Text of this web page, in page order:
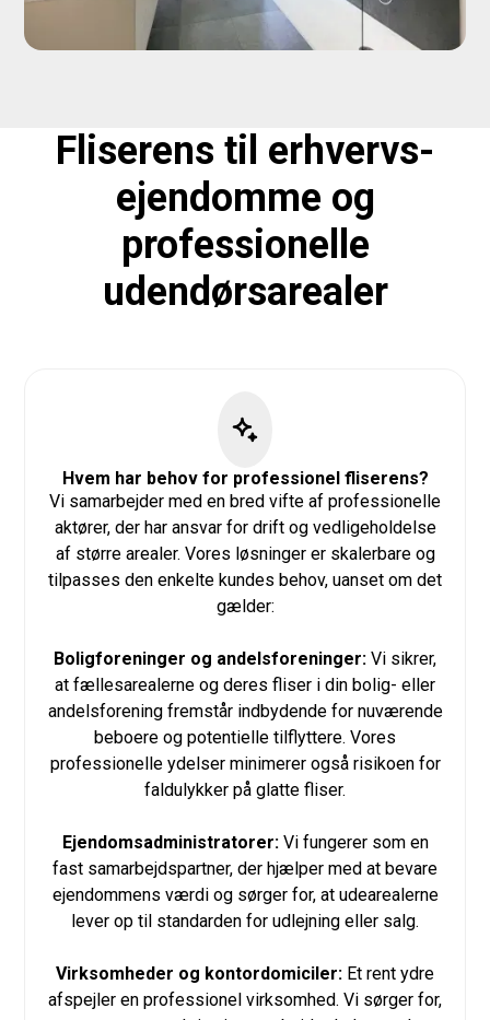
Fliserens til erhvervs­
ejendomme og
professionelle
udendørsarealer
Hvem har behov for professionel fliserens?
Vi samarbejder med en bred vifte af professionelle
aktører, der har ansvar for drift og vedligeholdelse
af større arealer. Vores løsninger er skalerbare og
tilpasses den enkelte kundes behov, uanset om det
gælder:
Boligforeninger og andelsforeninger: Vi sikrer,
at fællesarealerne og deres fliser i din bolig- eller
andelsforening fremstår indbydende for nuværende
beboere og potentielle tilflyttere. Vores
professionelle ydelser minimerer også risikoen for
faldulykker på glatte fliser.
Ejendomsadministratorer:Vi fungerer som en
fast samarbejdspartner, der hjælper med at bevare
ejendommens værdi og sørger for, at udearealerne
lever op til standarden for udlejning eller salg.
Virksomheder og kontordomiciler: Et rent ydre
afspejler en professionel virksomhed. Vi sørger for,